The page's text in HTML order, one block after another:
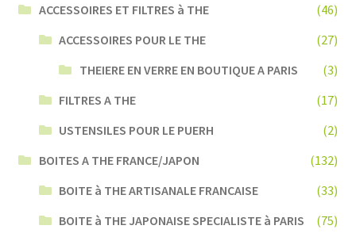
ACCESSOIRES ET FILTRES à THE
(46)
ACCESSOIRES POUR LE THE
(27)
THEIERE EN VERRE EN BOUTIQUE A PARIS
(3)
FILTRES A THE
(17)
USTENSILES POUR LE PUERH
(2)
BOITES A THE FRANCE/JAPON
(132)
BOITE à THE ARTISANALE FRANCAISE
(33)
BOITE à THE JAPONAISE SPECIALISTE à PARIS
(75)